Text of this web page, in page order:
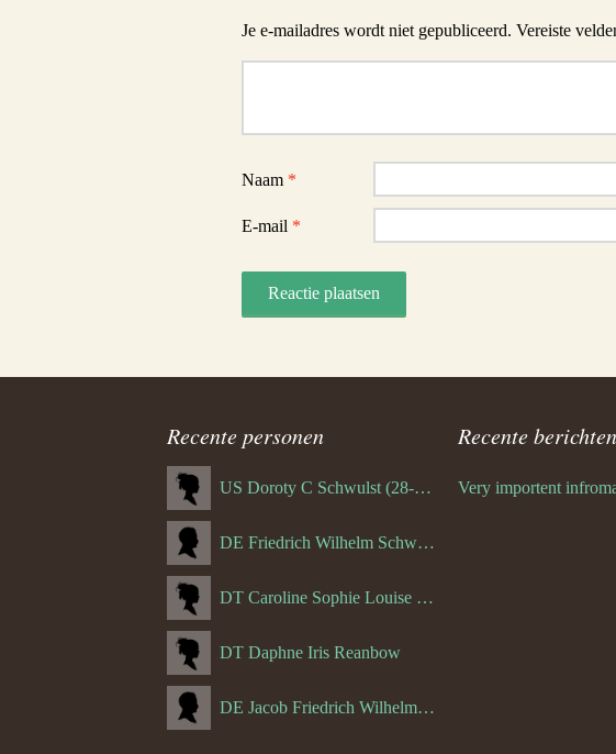
Je e-mailadres wordt niet gepubliceerd. Vereiste
Naam *
E-mail *
Recente personen
US Doroty C Schwulst (28-12-1919)
DE Friedrich Wilhelm Schwulst
DT Caroline Sophie Louise Schreuder born Schwulst (13-05-1866)
DT Daphne Iris Reanbow
DE Jacob Friedrich Wilhelm Hurth
Recente berichten